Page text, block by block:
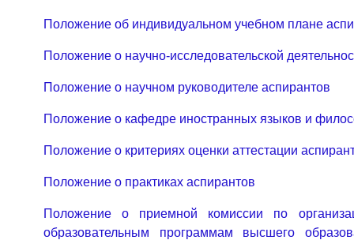
Положение об индивидуальном учебном плане
Положение о научно-исследовательской
Положение о научном руководителе аспирантов
Положение о кафедре иностранных языков и
Положение о критериях оценки аттестации
Положение о практиках аспирантов
Положение о приемной комиссии по
образовательным программам высшего